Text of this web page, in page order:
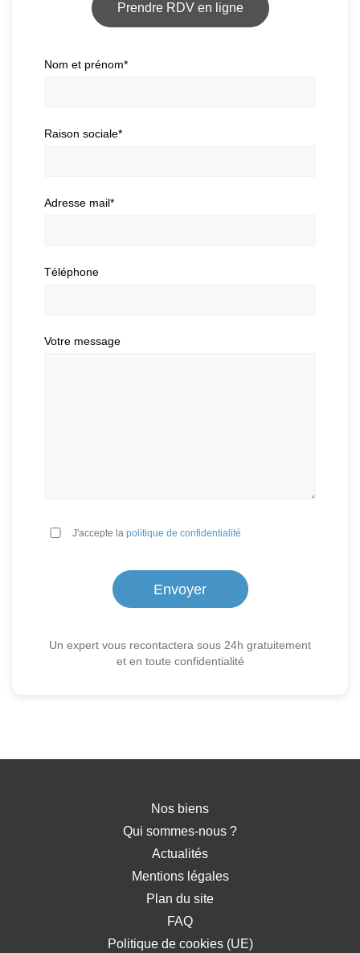
Prendre RDV en ligne
Nom et prénom*
Raison sociale*
Adresse mail*
Téléphone
Votre message
J'accepte la politique de confidentialité
Un expert vous recontactera sous 24h gratuitement
et en toute confidentialité
Nos biens
Qui sommes-nous ?
Actualités
Mentions légales
Plan du site
FAQ
Politique de cookies (UE)